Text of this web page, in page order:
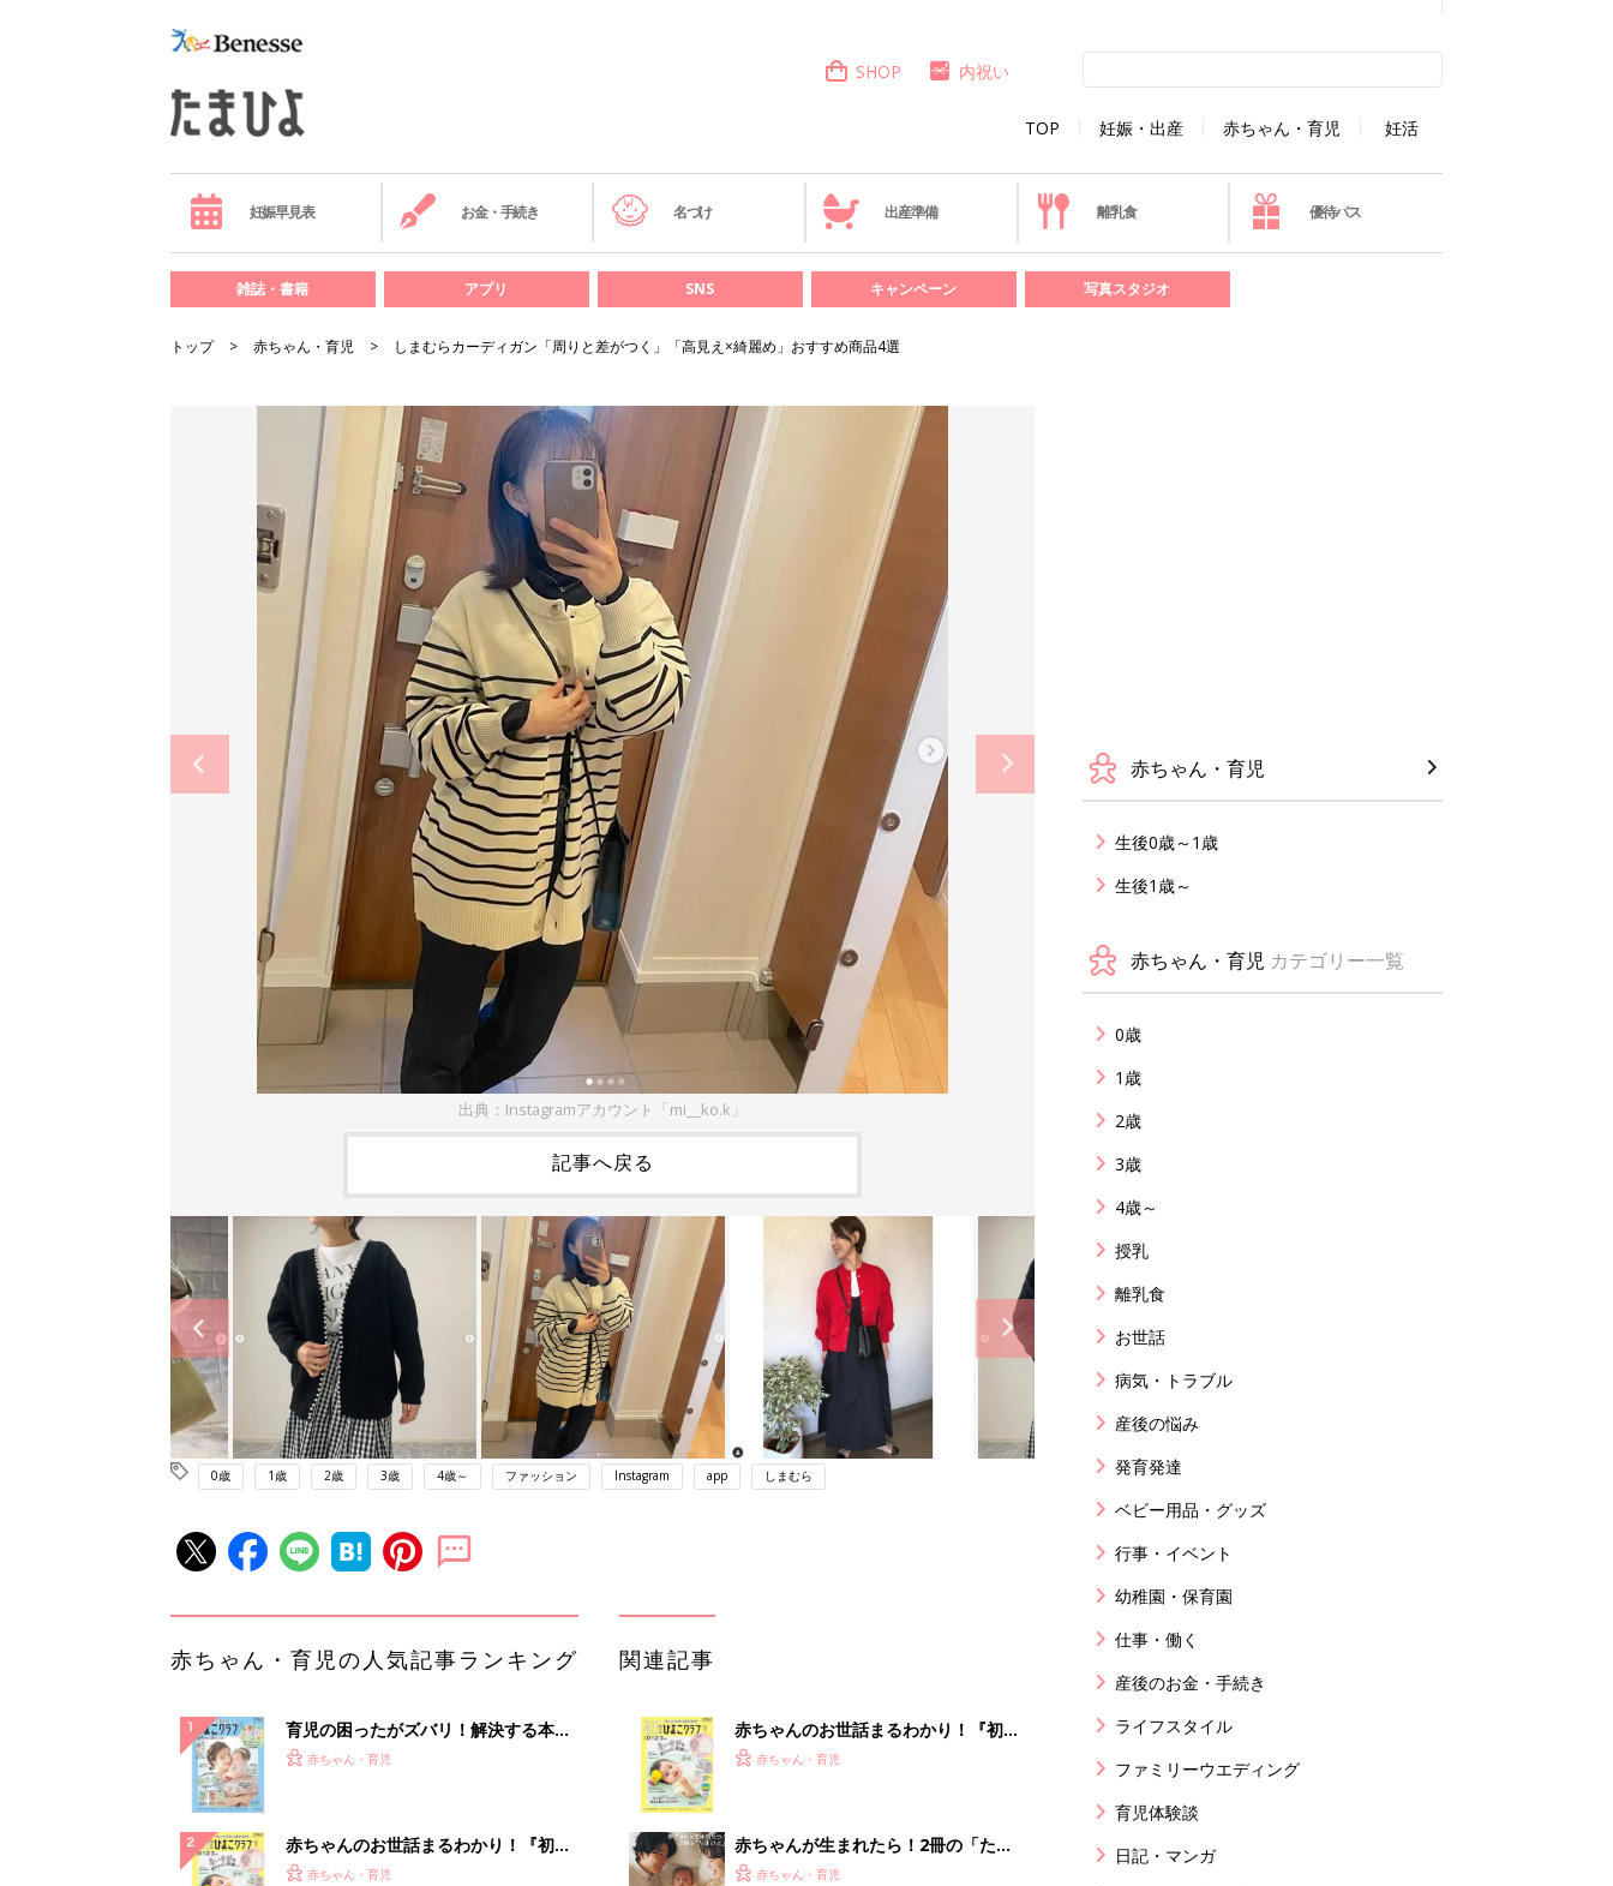
TOP 妊娠・出産 赤ちゃん・育児 妊活
SHOP 内祝い
妊娠早見表 お金・手続き 名づけ 出産準備 離乳食 優待パス
雑誌・書籍 アプリ SNS キャンペーン 写真スタジオ
トップ 赤ちゃん・育児 しまむらカーディガン「周りと差がつく」「高見え×綺麗め」おすすめ商品4選
出典：Instagramアカウント「mi__ko.k」
記事へ戻る
0歳 1歳 2歳 3歳 4歳～ ファッション Instagram app しまむら
赤ちゃん・育児の人気記事ランキング
育児の困ったがズバリ！解決する本
『ひよこクラブ 夏号』 4カ月～2才
赤ちゃん・育児
赤ちゃんのお世話まるわかり！『初め
てのひよこクラブ 夏号』〈巻頭大特
赤ちゃん・育児
関連記事
赤ちゃんのお世話まるわかり！『初め
てのひよこクラブ 夏号』〈巻頭大特
赤ちゃん・育児
赤ちゃんが生まれたら！2冊の「たま
ひよ」
赤ちゃん・育児
赤ちゃん・育児
生後0歳～1歳
生後1歳～
赤ちゃん・育児 カテゴリー一覧
0歳
1歳
2歳
3歳
4歳～
授乳
離乳食
お世話
病気・トラブル
産後の悩み
発育発達
ベビー用品・グッズ
行事・イベント
幼稚園・保育園
仕事・働く
産後のお金・手続き
ライフスタイル
ファミリーウエディング
育児体験談
日記・マンガ